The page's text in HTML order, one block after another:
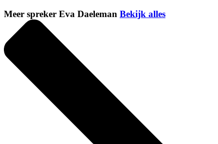
Meer spreker Eva Daeleman Bekijk alles